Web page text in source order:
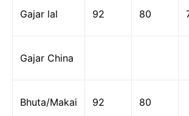
Gajar lal 92 80
Gajar China
Bhuta/Makai 92 80